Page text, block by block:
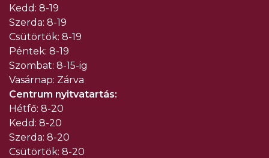
Kedd: 8-19
Szerda: 8-19
Csütörtök: 8-19
Péntek: 8-19
Szombat: 8-15-ig
Vasárnap: Zárva
Centrum nyitvatartás:
Hétfő: 8-20
Kedd: 8-20
Szerda: 8-20
Csütörtök: 8-20